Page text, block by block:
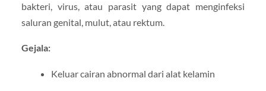
bakteri, virus, atau parasit yang dapat menginfeksi
saluran genital, mulut, atau rektum.
Gejala:
Keluar cairan abnormal dari alat kelamin